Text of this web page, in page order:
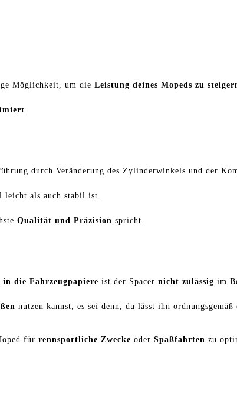
Möglichkeit, um die Leistung deines Mopeds zu
.
durch Veränderung des Zylinderwinkels und der
leicht als auch stabil ist.
Qualität und Präzision spricht.
die Fahrzeugpapiere ist der Spacer nicht zulässig im
nutzen kannst, es sei denn, du lässt ihn ordnungsgemäß
für rennsportliche Zwecke oder Spaßfahrten zu